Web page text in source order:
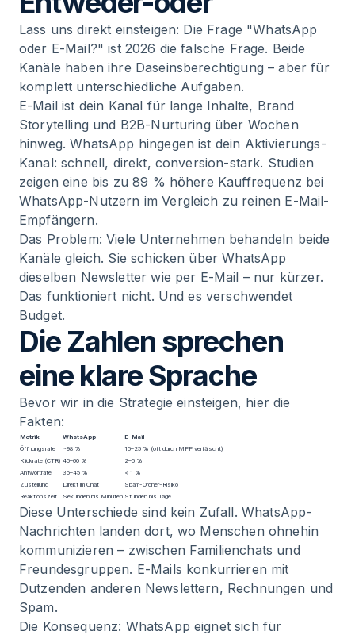
9.Messbarkeit: Wo E-Mail-Metriken trügen
10.Integration: Kein Kanal ist eine Insel
11.Fazit: Synchronisiere oder verliere
12.FAQ: Häufig gestellte Fragen
Lass uns direkt einsteigen: Die Frage "WhatsApp
oder E-Mail?" ist 2026 die falsche Frage. Beide
Kanäle haben ihre Daseinsberechtigung – aber für
komplett unterschiedliche Aufgaben.
E-Mail ist dein Kanal für lange Inhalte, Brand
Storytelling und B2B-Nurturing über Wochen
hinweg. WhatsApp hingegen ist dein Aktivierungs-
Kanal: schnell, direkt, conversion-stark. Studien
zeigen eine bis zu 89 % höhere Kauffrequenz bei
WhatsApp-Nutzern im Vergleich zu reinen E-Mail-
Empfängern.
Das Problem: Viele Unternehmen behandeln beide
Kanäle gleich. Sie schicken über WhatsApp
dieselben Newsletter wie per E-Mail – nur kürzer.
Das funktioniert nicht. Und es verschwendet
Budget.
Die Zahlen sprechen
eine klare Sprache
Bevor wir in die Strategie einsteigen, hier die
Fakten:
Metrik WhatsApp
E-Mail
Öffnungsrate
~98 %
15–25 % (oft durch MPP verfälscht)
Klickrate (CTR) 45–60 %
2–5 %
Antwortrate
35–45 %
< 1 %
Zustellung
Direkt im Chat
Spam-Ordner-Risiko
Reaktionszeit
Sekunden bis Minuten Stunden bis Tage
Diese Unterschiede sind kein Zufall. WhatsApp-
Nachrichten landen dort, wo Menschen ohnehin
kommunizieren – zwischen Familienchats und
Freundesgruppen. E-Mails konkurrieren mit
Dutzenden anderen Newslettern, Rechnungen und
Spam.
Die Konsequenz: WhatsApp eignet sich für